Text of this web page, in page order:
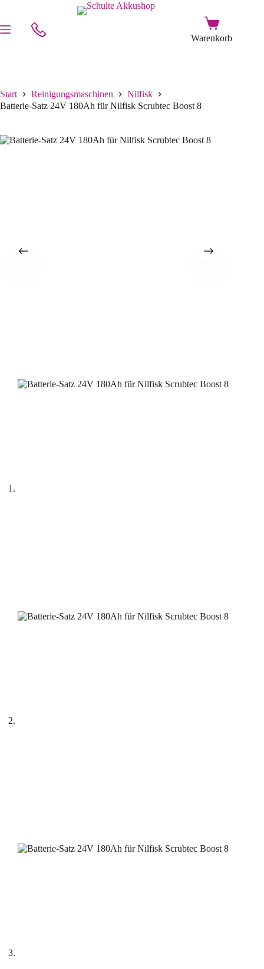
Start Reinigungsmaschinen
Nilfisk
Batterie-Satz 24V 180Ah für Nilfisk Scrubtec Boost 8